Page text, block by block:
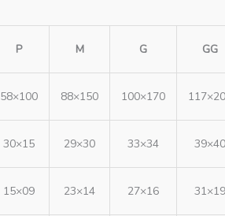
P M G GG
58×100 88×150 100×170
30×15 29×30 33×34 39×40
15×09 23×14 27×16 31×19